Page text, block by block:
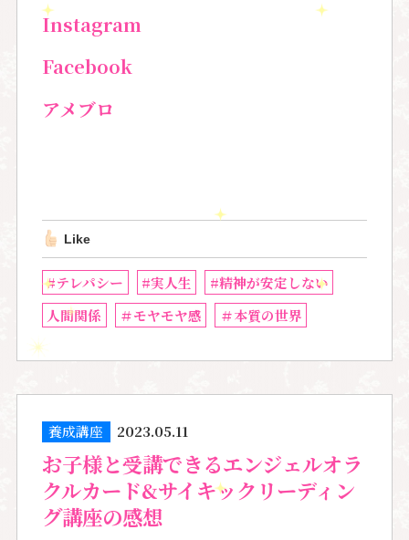
Instagram
Facebook
アメブロ
Like
#テレパシー #実人生
#精神が安定しない
人間関係
＃モヤモヤ感 ＃本質の世界
養成講座 2023.05.11
お子様と受講できるエンジェルオラ
クルカード&サイキックリーディン
グ講座の感想